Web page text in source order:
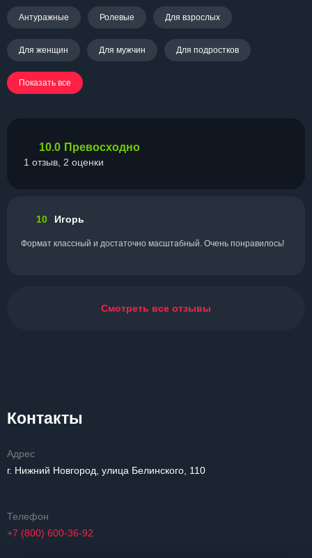
Антуражные Ролевые Для взрослых
Для женщин Для мужчин Для подростков
Показать все
10.0 Превосходно
1 отзыв, 2 оценки
10 Игорь
Формат классный и достаточно масштабный. Очень понравилось!
Смотреть все отзывы
Контакты
Адрес
г. Нижний Новгород, улица Белинского, 110
Телефон
+7 (800) 600-36-92